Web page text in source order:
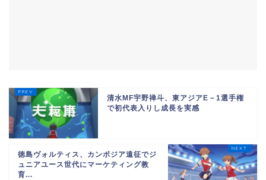
清水MF宇野禅斗、東アジアE－1選手権
で初代表入りし成長を実感
徳島ヴォルティス、カンボジア遠征でジ
ュニアユース世代にマーケティング教
育...